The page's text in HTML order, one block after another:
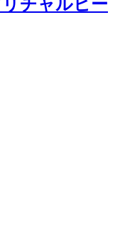
チャルヒー